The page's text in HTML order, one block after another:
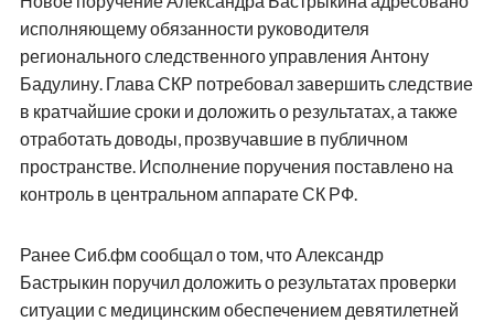
исполняющему обязанности руководителя
регионального следственного управления Антону
Бадулину. Глава СКР потребовал завершить следствие
в кратчайшие сроки и доложить о результатах, а также
отработать доводы, прозвучавшие в публичном
пространстве. Исполнение поручения поставлено на
контроль в центральном аппарате СК РФ.
Ранее Сиб.фм сообщал о том, что Александр
Бастрыкин поручил доложить о результатах проверки
ситуации с медицинским обеспечением девятилетней